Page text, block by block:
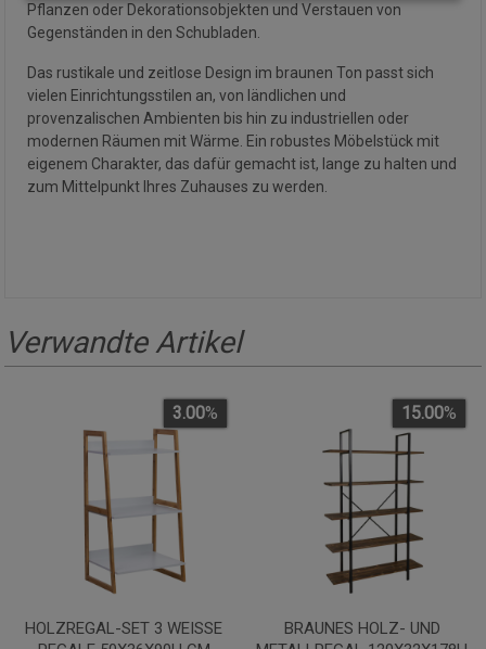
Pflanzen oder Dekorationsobjekten und Verstauen von
Gegenständen in den Schubladen.
Das rustikale und zeitlose Design im braunen Ton passt sich
vielen Einrichtungsstilen an, von ländlichen und
provenzalischen Ambienten bis hin zu industriellen oder
modernen Räumen mit Wärme. Ein robustes Möbelstück mit
eigenem Charakter, das dafür gemacht ist, lange zu halten und
zum Mittelpunkt Ihres Zuhauses zu werden.
Verwandte Artikel
HOLZREGAL-SET 3 WEISSE R
3.00%
BRAUNES HOLZ- UND
15.00%